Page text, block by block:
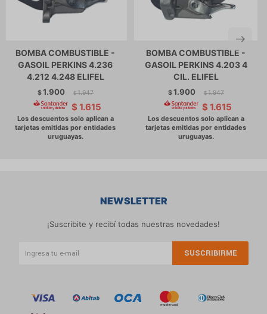
BOMBA COMBUSTIBLE -
GASOIL PERKINS 4.236
4.212 4.248 ELIFEL
$1.900 $ 1.947
$ 1.615
BOMBA COMBUSTIBLE -
GASOIL PERKINS 4.203 4
CIL. ELIFEL
$1.900 $ 1.947
$ 1.615
NEWSLETTER
¡Suscribite y recibí todas nuestras novedades!
SUSCRIBIRME